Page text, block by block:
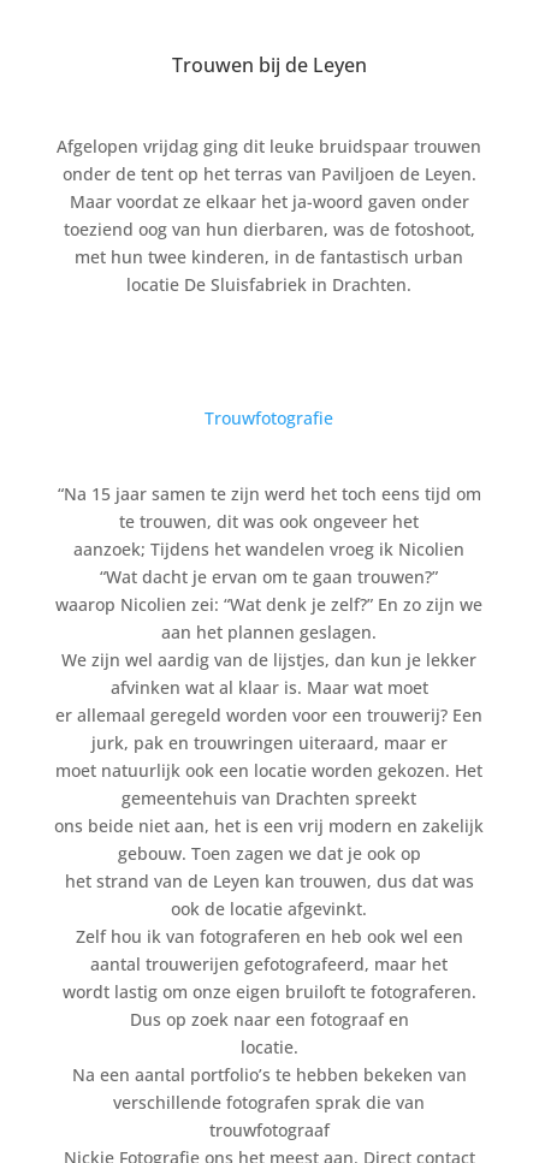
Trouwen bij de Leyen
Afgelopen vrijdag ging dit leuke bruidspaar trouwen
onder de tent op het terras van Paviljoen de Leyen.
Maar voordat ze elkaar het ja-woord gaven onder
toeziend oog van hun dierbaren, was de fotoshoot,
met hun twee kinderen, in de fantastisch urban
locatie De Sluisfabriek in Drachten.
Trouwfotografie
“Na 15 jaar samen te zijn werd het toch eens tijd om
te trouwen, dit was ook ongeveer het
aanzoek; Tijdens het wandelen vroeg ik Nicolien
“Wat dacht je ervan om te gaan trouwen?”
waarop Nicolien zei: “Wat denk je zelf?” En zo zijn we
aan het plannen geslagen.
We zijn wel aardig van de lijstjes, dan kun je lekker
afvinken wat al klaar is. Maar wat moet
er allemaal geregeld worden voor een trouwerij? Een
jurk, pak en trouwringen uiteraard, maar er
moet natuurlijk ook een locatie worden gekozen. Het
gemeentehuis van Drachten spreekt
ons beide niet aan, het is een vrij modern en zakelijk
gebouw. Toen zagen we dat je ook op
het strand van de Leyen kan trouwen, dus dat was
ook de locatie afgevinkt.
Zelf hou ik van fotograferen en heb ook wel een
aantal trouwerijen gefotografeerd, maar het
wordt lastig om onze eigen bruiloft te fotograferen.
Dus op zoek naar een fotograaf en
locatie.
Na een aantal portfolio’s te hebben bekeken van
verschillende fotografen sprak die van
trouwfotograaf
Nickie Fotografie ons het meest aan. Direct contact